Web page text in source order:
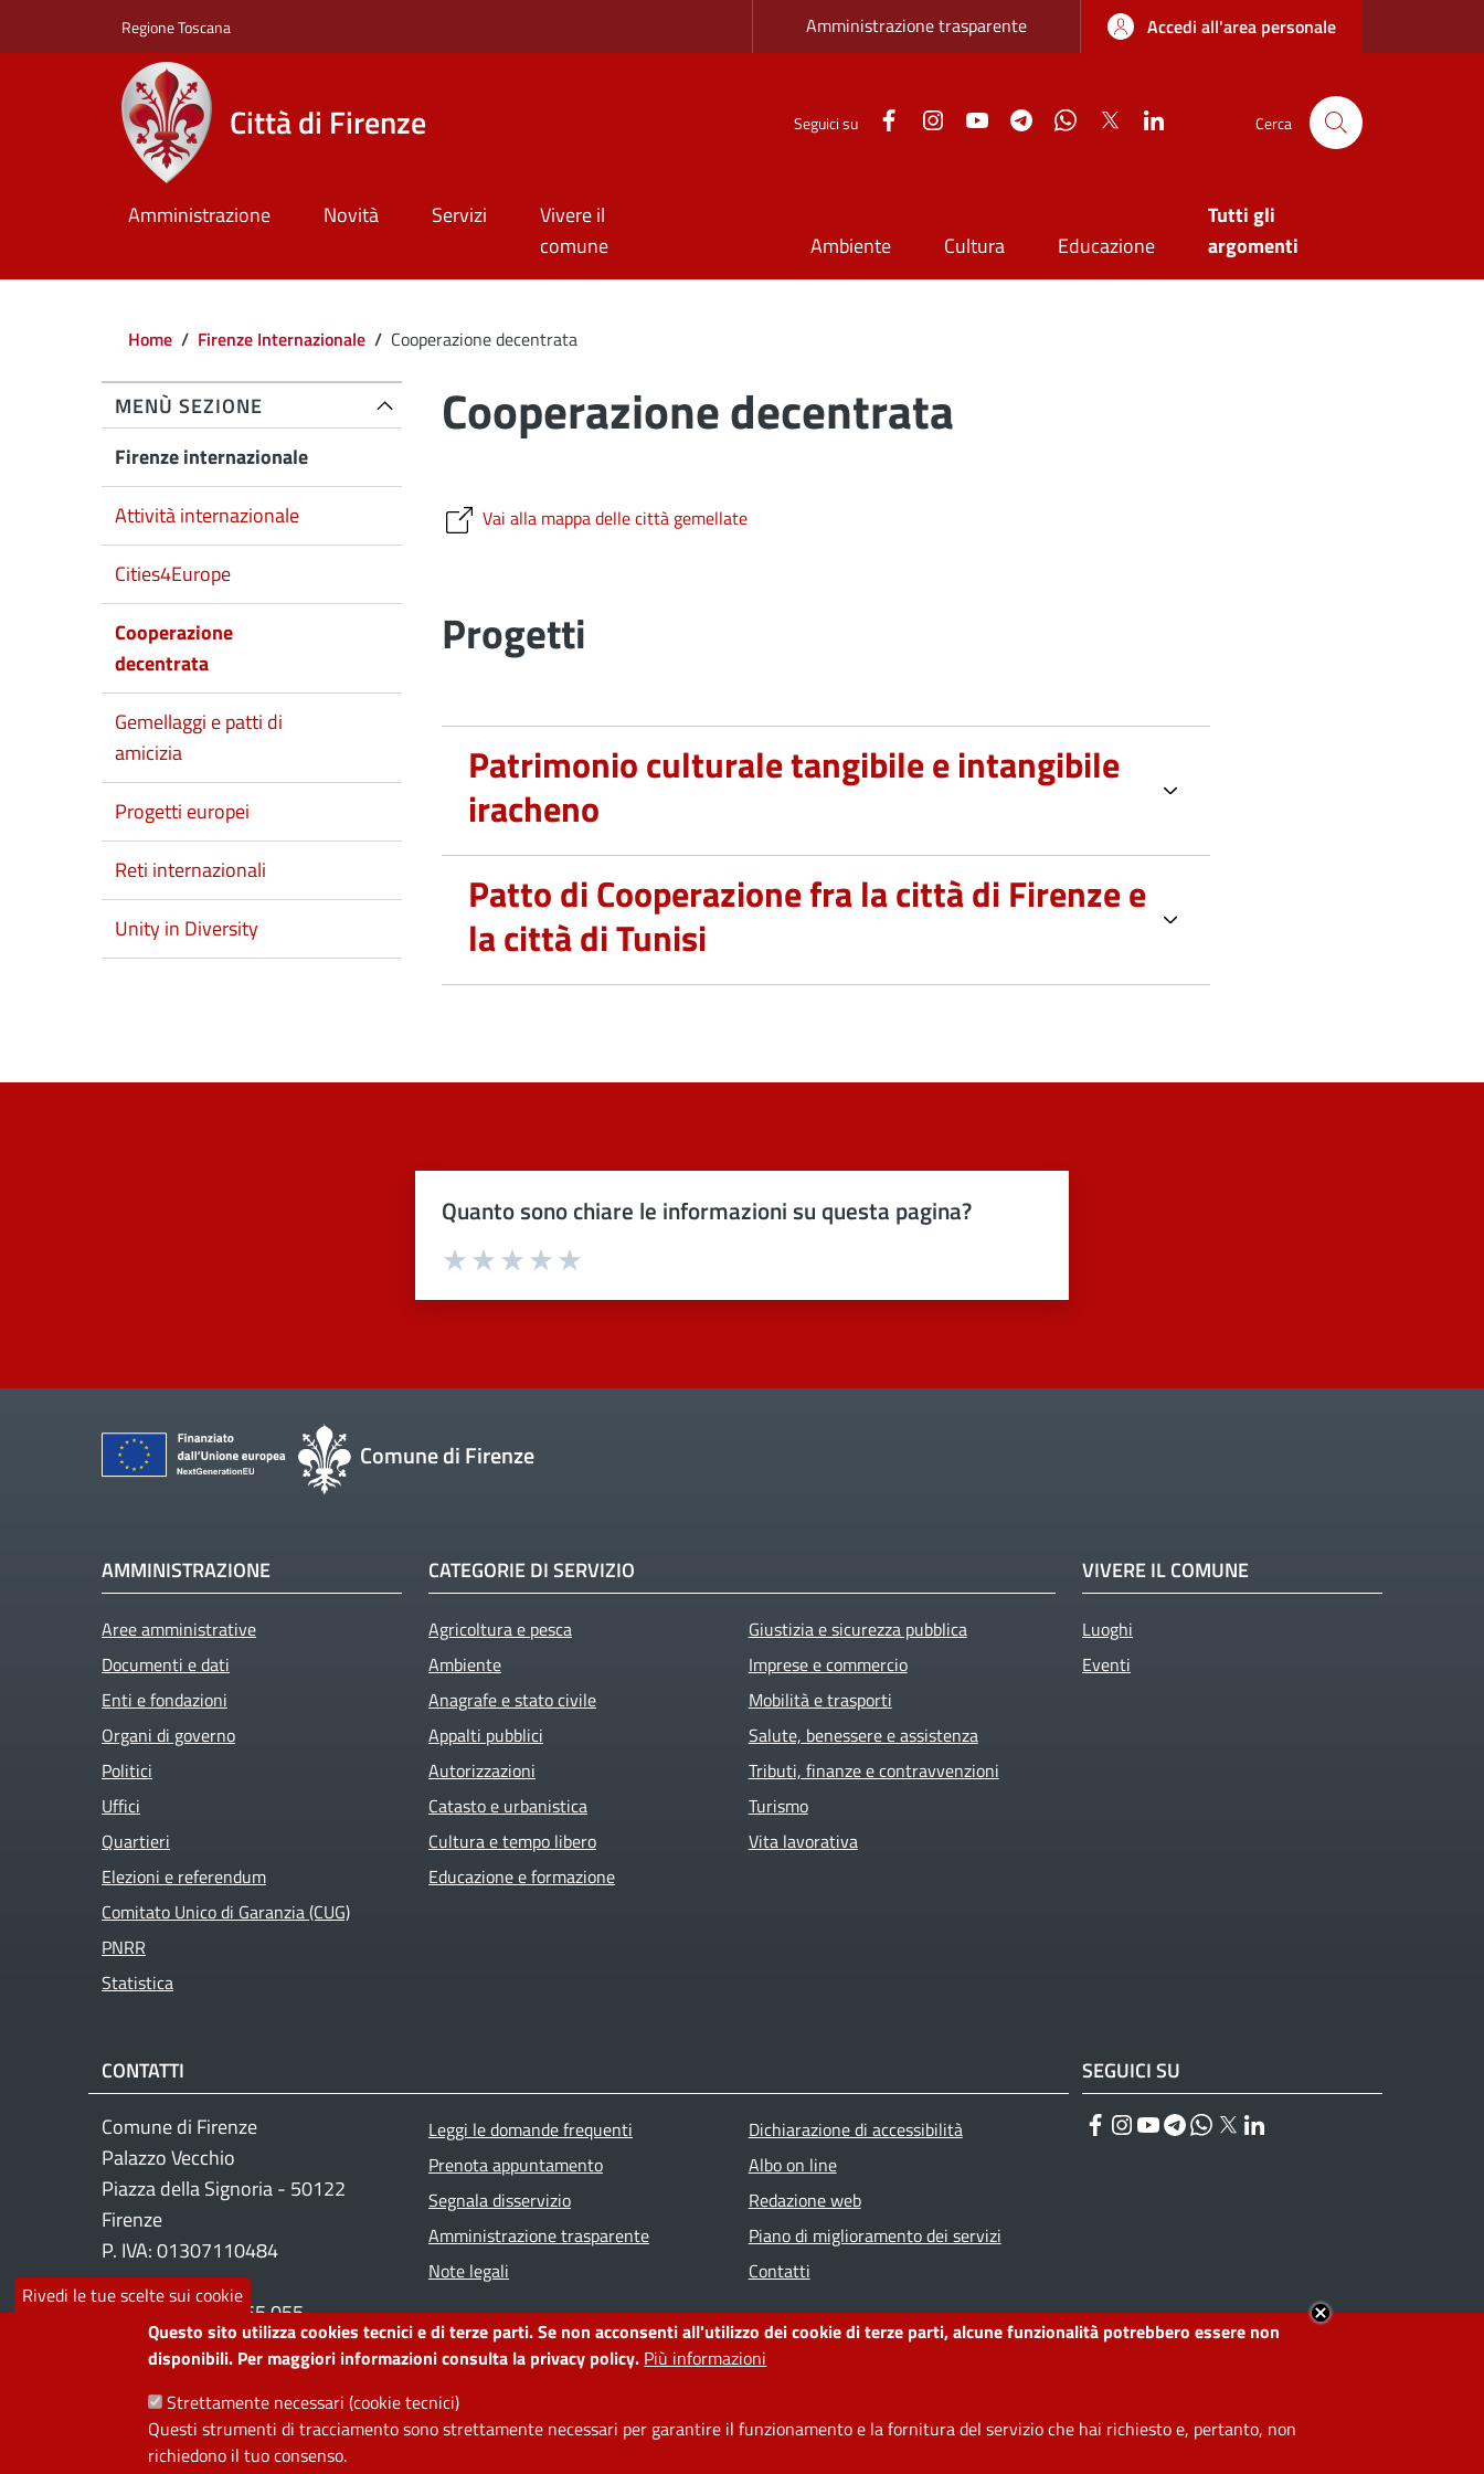
Rivedi le tue scelte sui cookie
Questo sito utilizza cookies tecnici e di terze parti. Se non acconsenti all'utilizzo dei cookie di terze parti, alcune funzionalità potrebbero essere non
disponibili. Per maggiori informazioni consulta la privacy policy. Più informazioni
Strettamente necessari (cookie tecnici)
Questi strumenti di tracciamento sono strettamente necessari per garantire il funzionamento e la fornitura del servizio che hai richiesto e, pertanto, non
richiedono il tuo consenso.
Regione Toscana Zona superiore sottile
Amministrazione trasparente Accedi all'area personale
Città di Firenze Seguici su FacebookInstagramYouTubeTelegramWhatsApp
Twitter Cerca
Amministrazione Novità Servizi
Vivere il
comune
Ambiente Cultura Educazione
Tutti gli
argomenti
Briciole di pane
Home / Firenze Internazionale / Cooperazione decentrata
MENÙ SEZIONE
Firenze internazionale
Attività internazionale
Cities4Europe
Cooperazione
decentrata
Gemellaggi e patti di
amicizia
Progetti europei
Reti internazionali
Unity in Diversity
Cooperazione decentrata
Vai alla mappa delle città gemellate
Progetti
Patrimonio culturale tangibile e intangibile
iracheno
Patto di Cooperazione fra la città di Firenze e
la città di Tunisi
Quanto sono chiare le informazioni su questa pagina?
Valuta 4 stelle su 5
Valuta 3 stelle su 5
Valuta 2 stelle su 5
Valuta 1 stelle su 5
Comune di Firenze
AMMINISTRAZIONE
Aree amministrative
Documenti e dati
Enti e fondazioni
Organi di governo
Politici
Uffici
Quartieri
Elezioni e referendum
Comitato Unico di Garanzia (CUG)
PNRR
Statistica
CATEGORIE DI SERVIZIO
Agricoltura e pesca
Ambiente
Anagrafe e stato civile
Appalti pubblici
Autorizzazioni
Catasto e urbanistica
Cultura e tempo libero
Educazione e formazione
Giustizia e sicurezza pubblica
Imprese e commercio
Mobilità e trasporti
Salute, benessere e assistenza
Tributi, finanze e contravvenzioni
Turismo
Vita lavorativa
VIVERE IL COMUNE
Luoghi
Eventi
CONTATTI
Comune di Firenze
Palazzo Vecchio
Piazza della Signoria - 50122
Firenze
P. IVA: 01307110484
Contact center: 055 055
Footer menu
Leggi le domande frequenti
Prenota appuntamento
Segnala disservizio
Amministrazione trasparente
Note legali
Dichiarazione di accessibilità
Albo on line
Redazione web
Piano di miglioramento dei servizi
Contatti
SEGUICI SU
Facebook
Instagram
YouTube
Telegram
WhatsApp
Twitter
PRIVACY
Useful links section
La Privacy nel Comune